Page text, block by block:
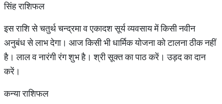
सिंह राशिफल
इस राशि से चतुर्थ चन्द्रमा व एकादश सूर्य व्यवसाय में किसी नवीन
अनुबंध से लाभ देगा। आज किसी भी धार्मिक योजना को टालना ठीक नहीं
है। लाल व नारंगी रंग शुभ है। श्री सूक्त का पाठ करें। उड़द का दान
करें।
कन्या राशिफल